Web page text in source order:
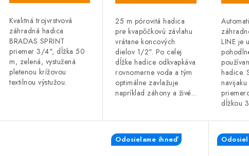
Kvalitná trojvrstvová
záhradná hadica
BRADAS SPRINT
priemer 3/4", dĺžka 50
m, zelená, vystužená
pletenou krížovou
textilnou výstužou.
25 m pórovitá hadica
pre kvapôčkovú závlahu
vrátane koncových
dielov 1/2". Po celej
dĺžke hadice odkvapkáva
rovnomerne voda a tým
optimálne zavlažuje
napríklad záhony a živé...
LINE je
hadice.
dĺžkou
Odosielame ihneď